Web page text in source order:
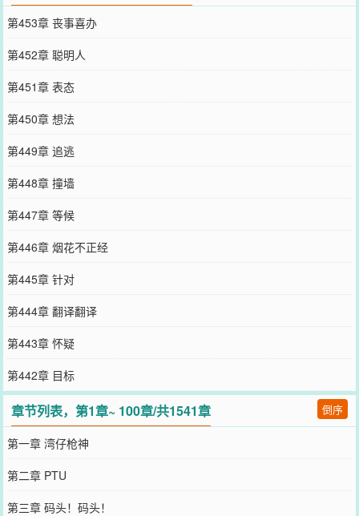
第453章 丧事喜办
第452章 聪明人
第451章 表态
第450章 想法
第449章 追逃
第448章 撞墙
第447章 等候
第446章 烟花不正经
第445章 针对
第444章 翻译翻译
第443章 怀疑
第442章 目标
章节列表，第1章~ 100章/共1541章 倒序
第一章 湾仔枪神
第二章 PTU
第三章 码头！码头！